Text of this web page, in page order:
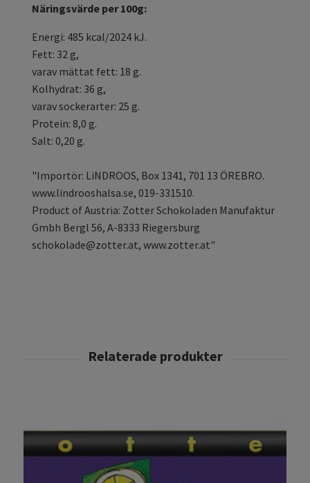
Näringsvärde per 100g:
Energi: 485 kcal/2024 kJ.
Fett: 32 g,
varav mättat fett: 18 g.
Kolhydrat: 36 g,
varav sockerarter: 25 g.
Protein: 8,0 g.
Salt: 0,20 g.
"Importör: LiNDROOS, Box 1341, 701 13 ÖREBRO.
www.lindrooshalsa.se, 019-331510.
Product of Austria: Zotter Schokoladen Manufaktur
Gmbh Bergl 56, A-8333 Riegersburg
schokolade@zotter.at, www.zotter.at"